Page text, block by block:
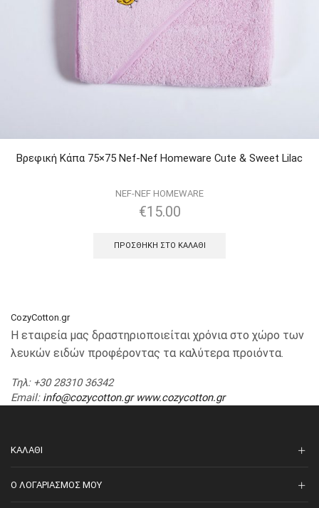
Βρεφική Κάπα 75×75 Nef-Nef Homeware Cute & Sweet Lilac
NEF-NEF HOMEWARE
€15.00
ΠΡΟΣΘΉΚΗ ΣΤΟ ΚΑΛΆΘΙ
CozyCotton.gr
Η εταιρεία μας δραστηριοποιείται χρόνια στο χώρο των
λευκών ειδών προφέροντας τα καλύτερα προιόντα.
Τηλ: +30 28310 36342
Email: info@cozycotton.gr www.cozycotton.gr
ΚΑΛΆΘΙ
O ΛΟΓΑΡΙΑΣΜΌΣ ΜΟΥ